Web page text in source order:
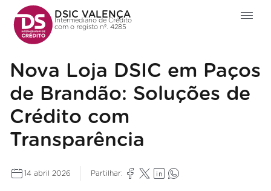
DSIC VALENÇA
Intermediário de Crédito
com o registo nº. 4285
Nova Loja DSIC em Paços
de Brandão: Soluções de
Crédito com
Transparência
14 abril 2026 Partilhar: